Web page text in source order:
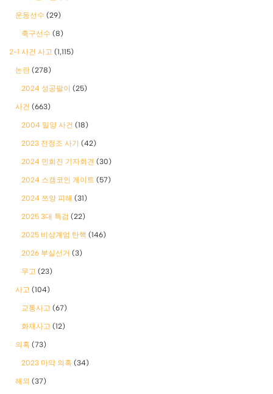
운동선수 (29)
축구선수 (8)
2-1 사건 사고 (1,115)
논란 (278)
2024 성공팔이 (25)
사건 (663)
2004 밀양 사건 (18)
2023 전청조 사기 (42)
2024 민희진 기자회견 (30)
2024 스캠코인 게이트 (57)
2024 쯔양 피해 (31)
2025 3대 특검 (22)
2025 비상계엄 탄핵 (146)
2026 부실선거 (3)
무고 (23)
사고 (104)
교통사고 (67)
화재사고 (12)
의혹 (73)
2023 마약 의혹 (34)
해외 (37)